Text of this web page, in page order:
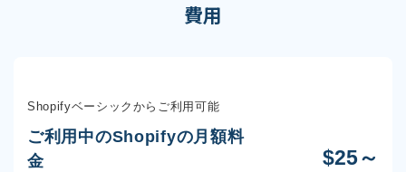
費用
Shopifyベーシックからご利用可能
ご利用中のShopifyの月額料
金
$25～